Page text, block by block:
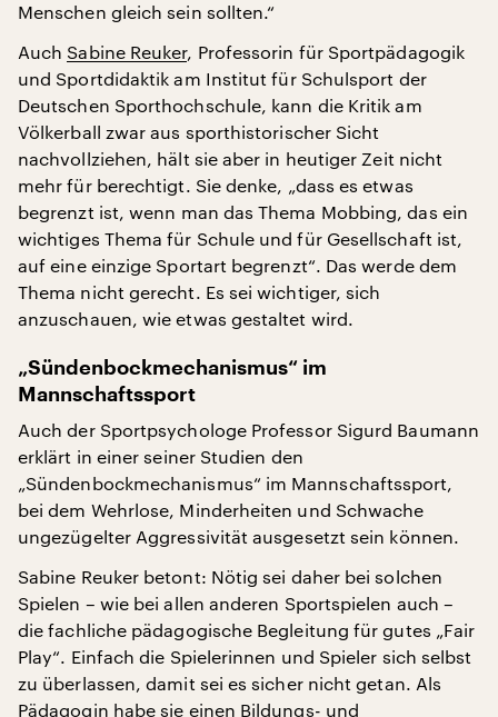
Menschen gleich sein sollten.“
Auch Sabine Reuker, Professorin für Sportpädagogik
und Sportdidaktik am Institut für Schulsport der
Deutschen Sporthochschule, kann die Kritik am
Völkerball zwar aus sporthistorischer Sicht
nachvollziehen, hält sie aber in heutiger Zeit nicht
mehr für berechtigt. Sie denke, „dass es etwas
begrenzt ist, wenn man das Thema Mobbing, das ein
wichtiges Thema für Schule und für Gesellschaft ist,
auf eine einzige Sportart begrenzt“. Das werde dem
Thema nicht gerecht. Es sei wichtiger, sich
anzuschauen, wie etwas gestaltet wird.
„Sündenbockmechanismus“ im
Mannschaftssport
Auch der Sportpsychologe Professor Sigurd Baumann
erklärt in einer seiner Studien den
„Sündenbockmechanismus“ im Mannschaftssport,
bei dem Wehrlose, Minderheiten und Schwache
ungezügelter Aggressivität ausgesetzt sein können.
Sabine Reuker betont: Nötig sei daher bei solchen
Spielen – wie bei allen anderen Sportspielen auch –
die fachliche pädagogische Begleitung für gutes „Fair
Play“. Einfach die Spielerinnen und Spieler sich selbst
zu überlassen, damit sei es sicher nicht getan. Als
Pädagogin habe sie einen Bildungs- und